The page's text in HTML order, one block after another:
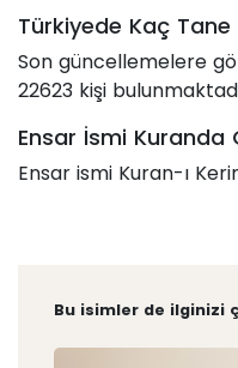
Türkiyede Kaç Tane
Son güncellemelere
22623 kişi
Ensar İsmi Kuranda
Ensar ismi Kuran-ı
Bu isimler de ilginizi